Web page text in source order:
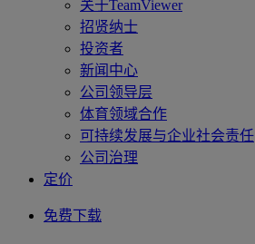
关于TeamViewer
招贤纳士
投资者
新闻中心
公司领导层
体育领域合作
可持续发展与企业社会责任
公司治理
定价
免费下载